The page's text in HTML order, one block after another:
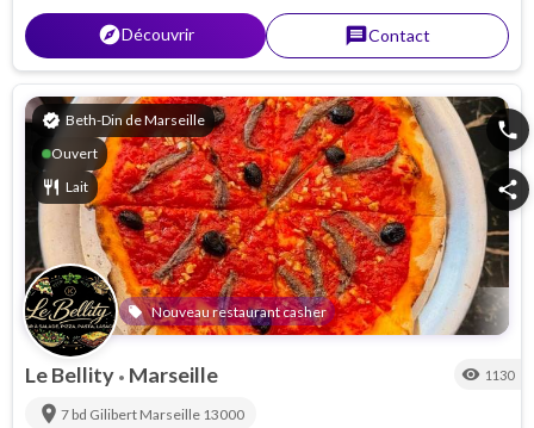
explorerDécouvrir messageContact
verified Beth-Din de Marseille
Ouvert
restaurant Lait
local_offer Nouveau restaurant casher
phone
share
Le Bellity • Marseille visibility 1130
location_on 7 bd Gilibert Marseille 13000